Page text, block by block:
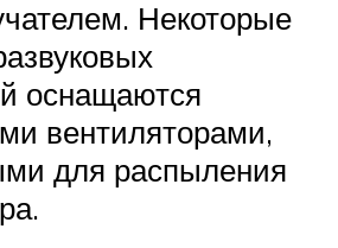
Некоторые
оснащаются
вентиляторами,
для распыления